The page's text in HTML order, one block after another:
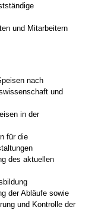
und Mitarbeitern
nach
und
in der
für die
des aktuellen
der Abläufe sowie
und Kontrolle der